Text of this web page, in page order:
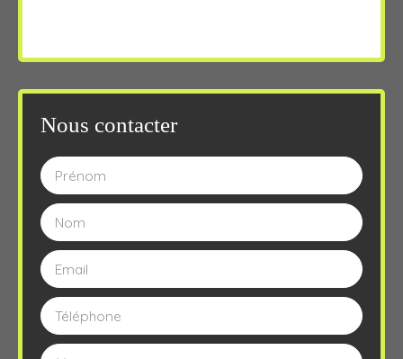
Nous contacter
Prénom
Nom
Email
Téléphone